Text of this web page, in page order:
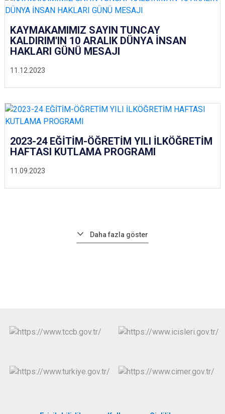
11.12.2023
KAYMAKAMIMIZ SAYIN TUNCAY
KALDIRIM'IN 10 ARALIK DÜNYA İNSAN
HAKLARI GÜNÜ MESAJI
11.09.2023
2023-24 EĞİTİM-ÖĞRETİM YILI İLKÖĞRETİM
HAFTASI KUTLAMA PROGRAMI
Daha fazla göster